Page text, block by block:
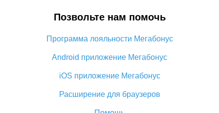
преимущества плагина
мануал
Все о том, как работает кэшбэк на Алиэкспресс
дает
Кэшбэк с Алиэкспресс: отзывы покупателей
5 способов получить самый большой кэшбэк на
Позвольте нам помочь
Программа лояльности Мегабонус
Android приложение Мегабонус
iOS приложение Мегабонус
Расширение для браузеров